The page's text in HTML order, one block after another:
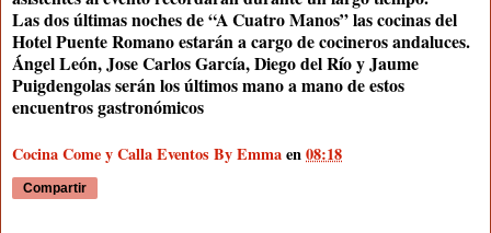
Las dos últimas noches de “A Cuatro Manos” las cocinas del
Hotel Puente Romano estarán a cargo de cocineros andaluces.
Ángel León, Jose Carlos García, Diego del Río y Jaume
Puigdengolas serán los últimos mano a mano de estos
encuentros gastronómicos
Cocina Come y Calla Eventos By Emmaen08:18
Compartir